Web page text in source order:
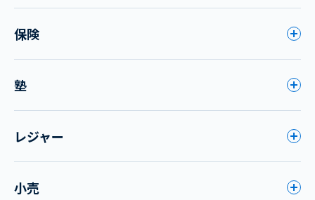
保険
塾
レジャー
小売